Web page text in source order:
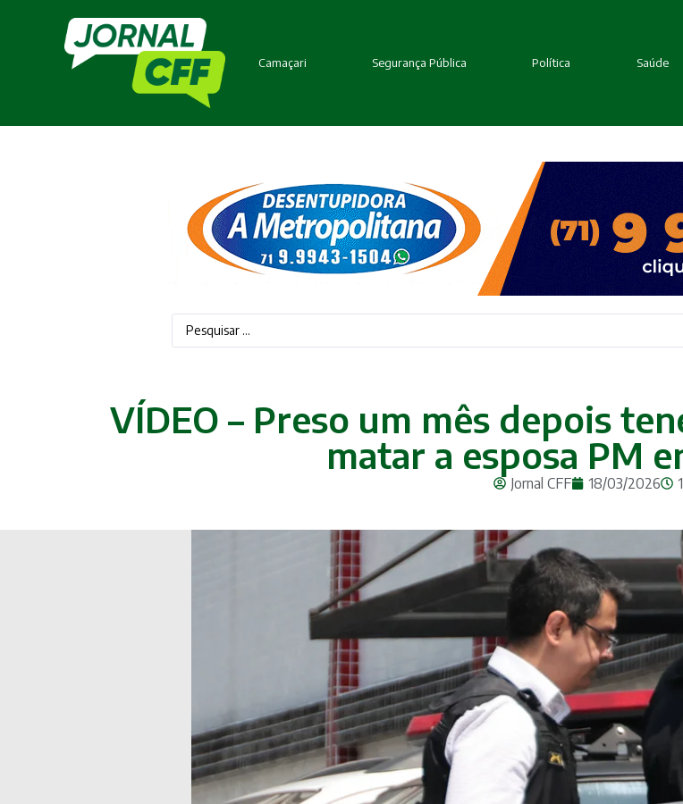
Camaçari Segurança Pública Política Saúde
VÍDEO – Preso um mês depois
matar a esposa PM
Jornal CFF 18/03/2026